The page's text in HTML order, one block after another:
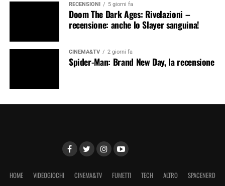
RECENSIONI 5 giorni fa
Doom The Dark Ages: Rivelazioni –
recensione: anche lo Slayer sanguina!
CINEMA&TV 2 giorni fa
Spider-Man: Brand New Day, la recensione
HOME VIDEOGIOCHI CINEMA&TV FUMETTI TECH ALTRO SPACENERD